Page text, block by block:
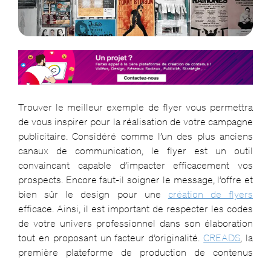
Trouver le meilleur exemple de flyer vous permettra
de vous inspirer pour la réalisation de votre campagne
publicitaire. Considéré comme l’un des plus anciens
canaux de communication, le flyer est un outil
convaincant capable d’impacter efficacement vos
prospects. Encore faut-il soigner le message, l’offre et
bien sûr le design pour une création de flyers
efficace. Ainsi, il est important de respecter les codes
de votre univers professionnel dans son élaboration
tout en proposant un facteur d’originalité.CREADS, la
première plateforme de production de contenus